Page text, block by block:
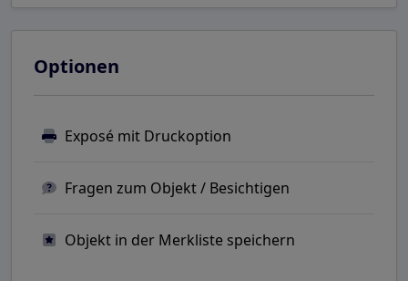
Optionen
Exposé mit Druckoption
Fragen zum Objekt / Besichtigen
Objekt in der Merkliste speichern